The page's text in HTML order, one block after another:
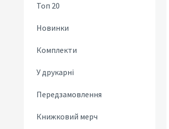
Топ 20
Новинки
Комплекти
У друкарні
Передзамовлення
Книжковий мерч